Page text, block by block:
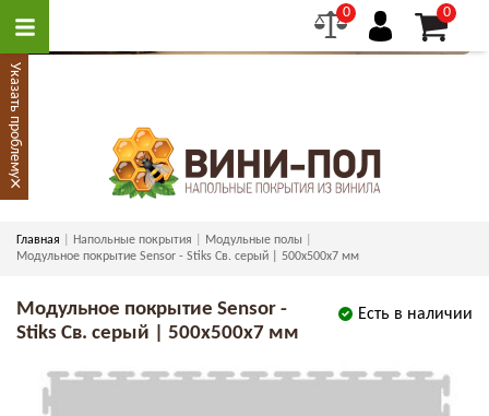
0 0
Главная Напольные покрытия
Модульные полы
Модульное покрытие Sensor - Stiks Св. серый | 500x500x7 мм
Есть в наличии
Модульное покрытие Sensor -
Stiks Св. серый | 500x500x7 мм
Указать проблему
×